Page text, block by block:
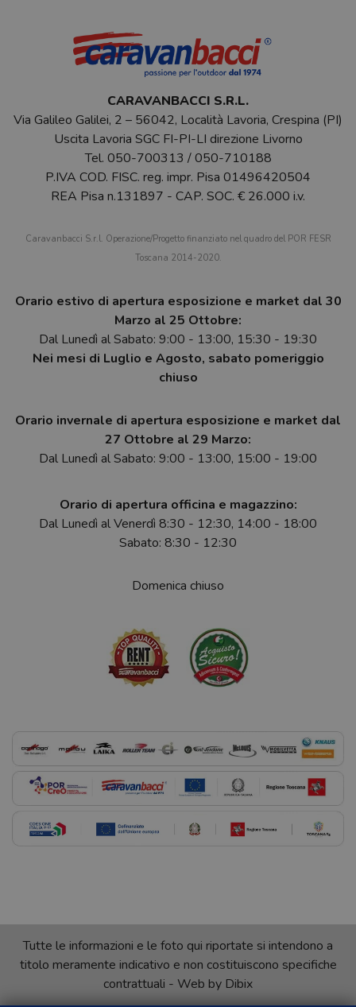
CARAVANBACCI S.R.L.
Via Galileo Galilei, 2 – 56042, Località Lavoria, Crespina (PI)
Uscita Lavoria SGC FI-PI-LI direzione Livorno
Tel. 050-700313 /050-710188
P.IVA COD. FISC. reg. impr. Pisa 01496420504
REA Pisa n.131897 - CAP. SOC. € 26.000 i.v.
Caravanbacci S.r.l. Operazione/Progetto finanziato nel quadro del POR FESR
Toscana 2014-2020.
Orario estivo di apertura esposizione e market dal 30
Marzo al 25 Ottobre:
Dal Lunedì al Sabato: 9:00 - 13:00, 15:30 - 19:30
Nei mesi di Luglio e Agosto, sabato pomeriggio
chiuso
Orario invernale di apertura esposizione e market dal
27 Ottobre al 29 Marzo:
Dal Lunedì al Sabato: 9:00 - 13:00, 15:00 - 19:00
Orario di apertura officina e magazzino:
Dal Lunedì al Venerdì 8:30 - 12:30, 14:00 - 18:00
Sabato: 8:30 - 12:30
Domenica chiuso
Tutte le informazioni e le foto qui riportate si intendono a
titolo meramente indicativo e non costituiscono specifiche
contrattuali - Web by Dibix